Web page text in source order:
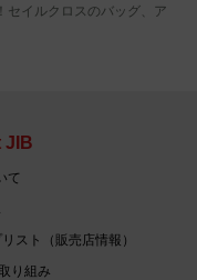
セイルクロスのバッグ、ア
JIB
て
スト（販売店情報）
り組み